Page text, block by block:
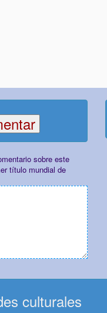
sobre este
título mundial de
culturales